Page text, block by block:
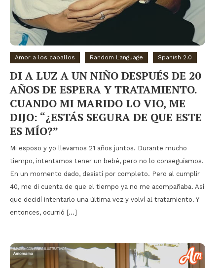
Amor a los caballos Random Language Spanish 2.0
DI A LUZ A UN NIÑO DESPUÉS DE 20
AÑOS DE ESPERA Y TRATAMIENTO.
CUANDO MI MARIDO LO VIO, ME
DIJO: “¿ESTÁS SEGURA DE QUE ESTE
ES MÍO?”
Mi esposo y yo llevamos 21 años juntos. Durante mucho
tiempo, intentamos tener un bebé, pero no lo conseguíamos.
En un momento dado, desistí por completo. Pero al cumplir
40, me di cuenta de que el tiempo ya no me acompañaba. Así
que decidí intentarlo una última vez y volví al tratamiento. Y
entonces, ocurrió […]